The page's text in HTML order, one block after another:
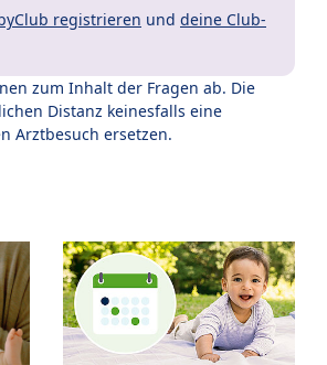
registrieren und deine Club-
zum Inhalt der Fragen ab. Die
Distanz keinesfalls eine
Arztbesuch ersetzen.